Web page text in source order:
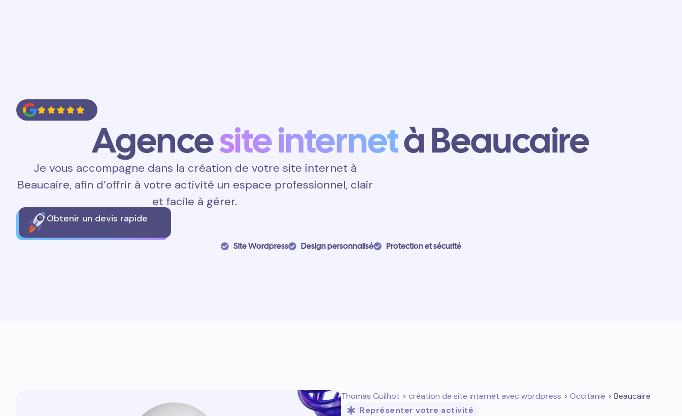
Agencesite internetà Beaucaire
Je vous accompagne dans la création de votre site internet à
Beaucaire, afin d’offrir à votre activité un espace professionnel, clair
et facile à gérer.
Obtenir un devis rapide
Site Wordpress Design personnalisé Protection et sécurité
Thomas Guilhot > création de site internet avec wordpress > Occitanie > Beaucaire
Représenter votre activité